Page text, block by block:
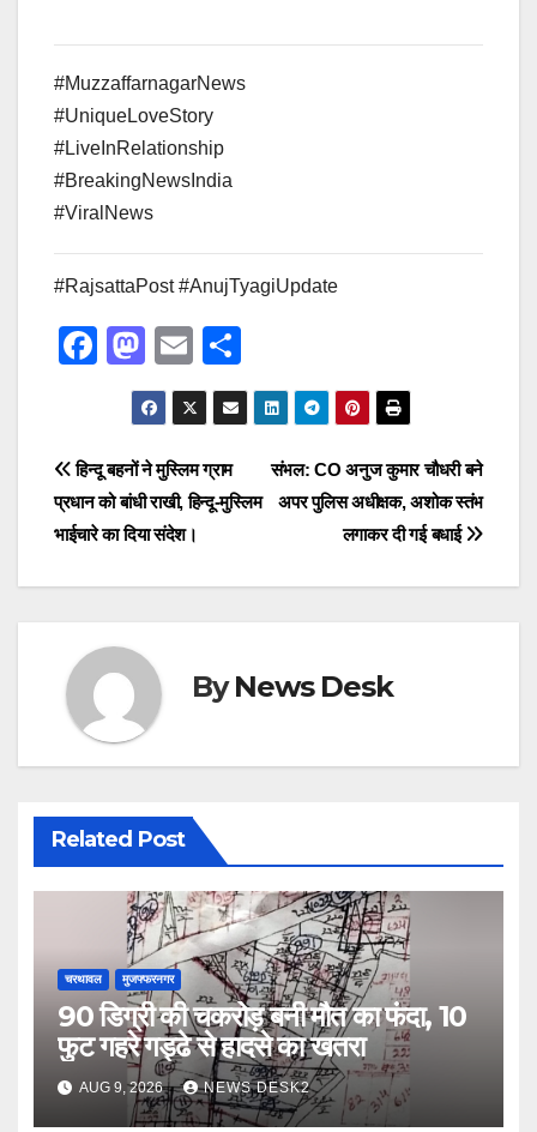
#MuzzaffarnagarNews
#UniqueLoveStory
#LiveInRelationship
#BreakingNewsIndia
#ViralNews
#RajsattaPost #AnujTyagiUpdate
F
e
b
o
o
M
a
st
o
d
o
n
E
m
ail
h
ar
Post
navigation
संभल: CO अनुज कुमार चौधरी बने
अपर पुलिस अधीक्षक, अशोक स्तंभ
लगाकर दी गई बधाई
हिन्दू बहनों ने मुस्लिम ग्राम
प्रधान को बांधी राखी, हिन्दू-मुस्लिम
भाईचारे का दिया संदेश।
ByNews Desk
Related Post
चरथावल मुजफ्फरनगर
90 डिग्री की चकरोड़ बनी मौत का फंदा, 10
फुट गहरे गड्ढे से हादसे का खतरा
AUG 9, 2026 NEWS DESK2